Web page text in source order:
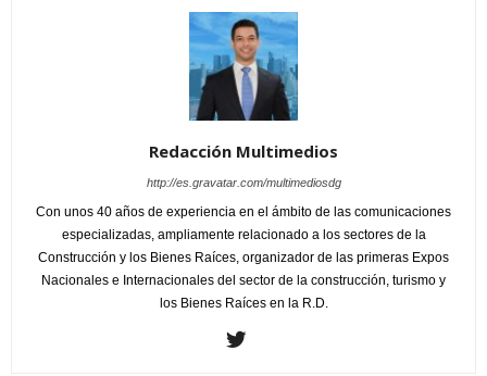
Redacción Multimedios
http://es.gravatar.com/multimediosdg
Con unos 40 años de experiencia en el ámbito de las comunicaciones
especializadas, ampliamente relacionado a los sectores de la
Construcción y los Bienes Raíces, organizador de las primeras Expos
Nacionales e Internacionales del sector de la construcción, turismo y
los Bienes Raíces en la R.D.